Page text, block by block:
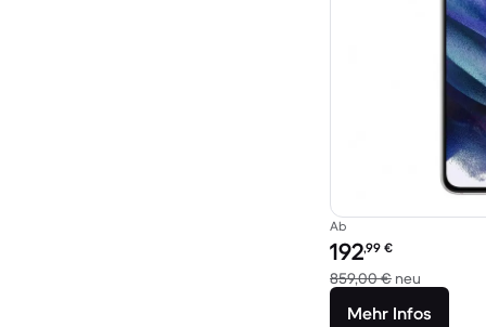
Ab
Preis des erneuerten
192,99 €
859,00 € neu
Mehr Infos